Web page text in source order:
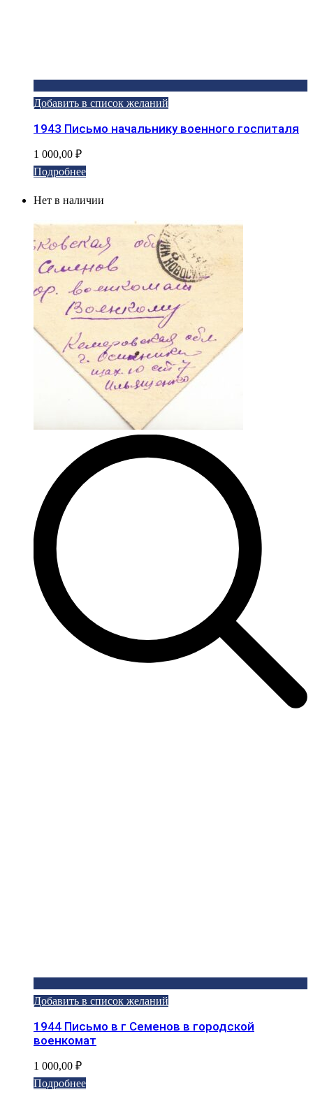
Добавить в список желаний
1943 Письмо начальнику военного госпиталя
1 000,00 ₽
Подробнее
Нет в наличии
Добавить в список желаний
1944 Письмо в г Семенов в городской
военкомат
1 000,00 ₽
Подробнее